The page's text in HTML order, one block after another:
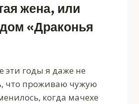
жена, или
«Драконья
эти годы я даже не
что проживаю чужую
когда мачехе